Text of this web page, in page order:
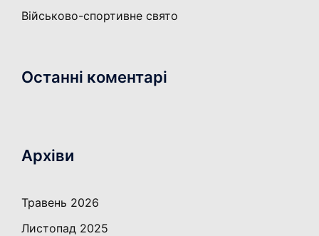
Військово-спортивне свято
Останні коментарі
Архіви
Травень 2026
Листопад 2025